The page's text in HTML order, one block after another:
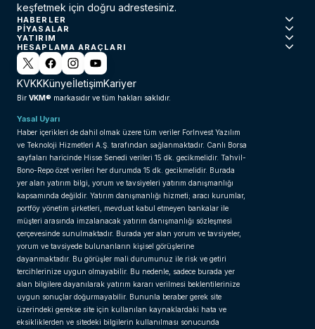
keşfetmek için doğru adrestesiniz.
HABERLER
PIYASALAR
YATIRIM
HESAPLAMA ARAÇLARI
KVKKKünyeİletişimKariyer
Bir VKM® markasıdır ve tüm hakları saklıdır.
Yasal Uyarı
Haber içerikleri de dahil olmak üzere tüm veriler ForInvest Yazılım
ve Teknoloji Hizmetleri A.Ş. tarafından sağlanmaktadır. Canlı Borsa
sayfaları haricinde Hisse Senedi verileri 15 dk. gecikmelidir. Tahvil-
Bono-Repo özet verileri her durumda 15 dk. gecikmelidir. Burada
yer alan yatırım bilgi, yorum ve tavsiyeleri yatırım danışmanlığı
kapsamında değildir. Yatırım danışmanlığı hizmeti; aracı kurumlar,
portföy yönetim şirketleri, mevduat kabul etmeyen bankalar ile
müşteri arasında imzalanacak yatırım danışmanlığı sözleşmesi
çerçevesinde sunulmaktadır. Burada yer alan yorum ve tavsiyeler,
yorum ve tavsiyede bulunanların kişisel görüşlerine
dayanmaktadır. Bu görüşler mali durumunuz ile risk ve getiri
tercihlerinize uygun olmayabilir. Bu nedenle, sadece burada yer
alan bilgilere dayanılarak yatırım kararı verilmesi beklentilerinize
uygun sonuçlar doğurmayabilir. Bununla beraber gerek site
üzerindeki gerekse site için kullanılan kaynaklardaki hata ve
eksikliklerden ve sitedeki bilgilerin kullanılması sonucunda